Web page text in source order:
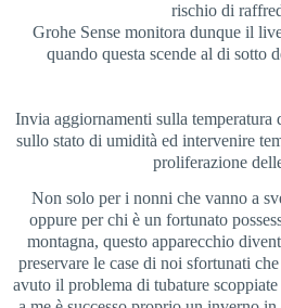
rischio di
Grohe Sense monitora dunque il
quando questa scende al di sotto
Invia aggiornamenti sulla temperatura
sullo stato di umidità ed intervenire
proliferazione
Non solo per i nonni che vanno a
oppure per chi è un fortunato
montagna, questo apparecchio
preservare le case di noi sfortunati
avuto il problema di tubature